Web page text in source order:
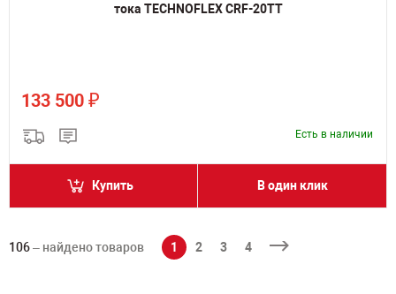
тока TECHNOFLEX CRF-20TT
133 500 ₽
Есть в наличии
Купить В один клик
106– найдено товаров 1 2 3 4